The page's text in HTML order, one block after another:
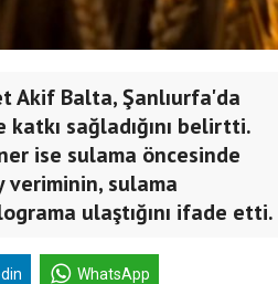
Akif Balta, Şanlıurfa'da
katkı sağladığını belirtti.
ise sulama öncesinde
sulama
ulaştığını ifade etti.
WhatsApp